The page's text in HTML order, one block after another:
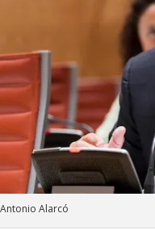
Alarcó